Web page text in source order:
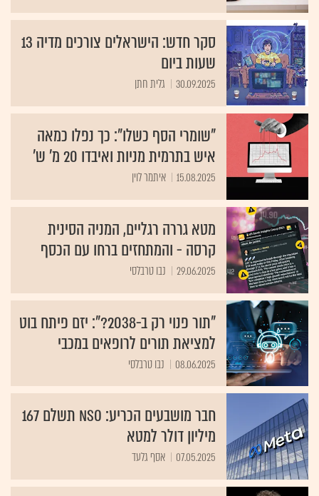
סקר חדש: הישראלים צורכים מדיה 13
שעות ביום
30.09.2025 גלית חתן
"שומרי הסף כשלו": כך נפלו כמאה
איש בתרמית מניות ואיבדו 20 מ' ש'
15.08.2025 איתמר לוין
מטא גררה רגליים, המניה הסינית
קרסה - והמתחזים ברחו עם הכסף
29.06.2025 נבו טרבלסי
"תור פנוי רק ב-2038?": יזם פיתח בוט
למציאת תורים לרופאים במכבי
08.06.2025 נבו טרבלסי
חבר מושבעים הכריע: NSO תשלם 167
מיליון דולר למטא
07.05.2025 אסף גלעד